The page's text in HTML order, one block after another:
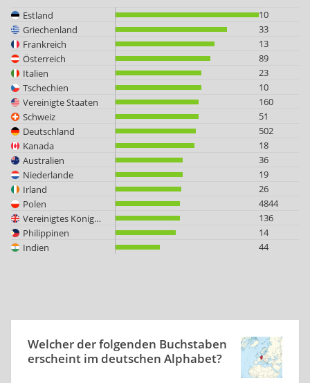
Estland
10
Griechenland
33
Frankreich
13
Österreich
89
Italien
23
Tschechien
10
Vereinigte Staaten
160
Schweiz
51
Deutschland
502
Kanada
18
Australien
36
Niederlande
19
Irland
26
Polen
4844
Vereinigtes Königreich
136
Philippinen
14
Indien
44
Welcher der folgenden Buchstaben
erscheint im deutschen Alphabet?